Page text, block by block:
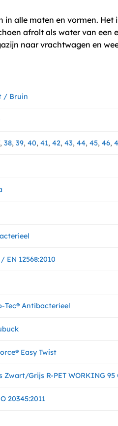
alle maten en vormen. Het
afrolt als water van een
naar vrachtwagen en
/ Bruin
,38,39,40,41,42,43,44,45,46,
EN 12568:2010
Tec® Antibacterieel
Easy Twist
Zwart/Grijs R-PET WORKING 95
20345:2011